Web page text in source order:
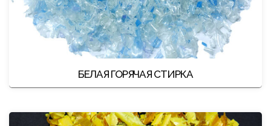
БЕЛАЯ ГОРЯЧАЯ СТИРКА